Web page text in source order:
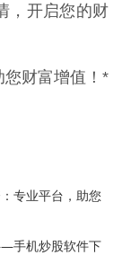
，开启您的财
财富增值！*
专业平台，助您
手机炒股软件下